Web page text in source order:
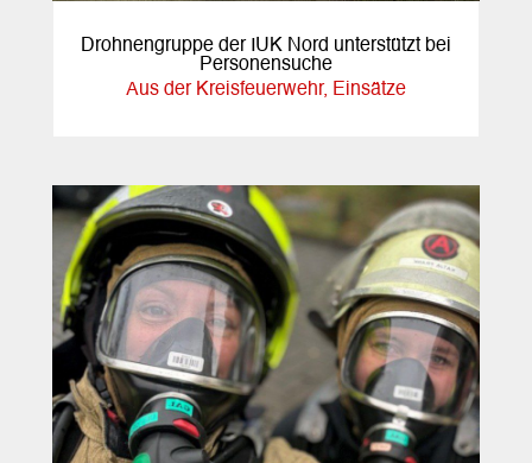
Drohnengruppe der IUK Nord unterstützt bei
Personensuche
Aus der Kreisfeuerwehr, Einsätze